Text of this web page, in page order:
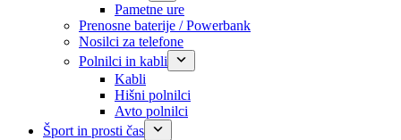
Pametne ure
Prenosne baterije / Powerbank
Nosilci za telefone
Polnilci in kabli
Kabli
Hišni polnilci
Avto polnilci
Šport in prosti čas